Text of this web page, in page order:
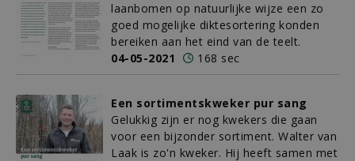
laanbomen op natuurlijke wijze een zo
goed mogelijke diktesortering konden
bereiken aan het eind van de teelt.
04-05-2021
168 sec
Een sortimentskweker pur sang
Gelukkig zijn er nog kwekers die gaan
voor een bijzonder sortiment. Walter van
Laak is zo'n kweker. Hij heeft samen met